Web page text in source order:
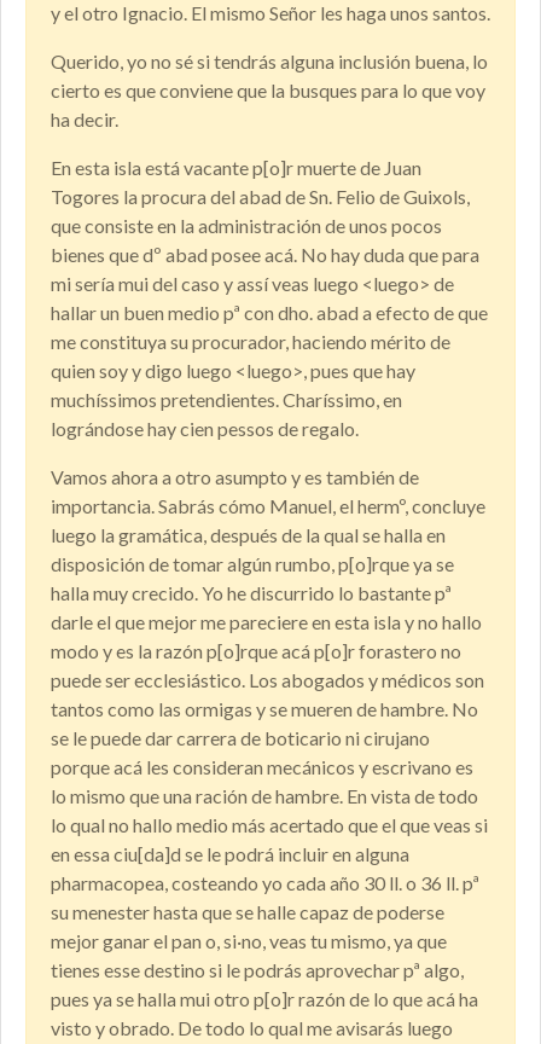
y el otro Ignacio. El mismo Señor les haga unos santos.
Querido, yo no sé si tendrás alguna inclusión buena, lo
cierto es que conviene que la busques para lo que voy
ha decir.
En esta isla está vacante p[o]r muerte de Juan
Togores la procura del abad de Sn. Felio de Guixols,
que consiste en la administración de unos pocos
bienes que dº abad posee acá. No hay duda que para
mi sería mui del caso y assí veas luego <luego> de
hallar un buen medio pª con dho. abad a efecto de que
me constituya su procurador, haciendo mérito de
quien soy y digo luego <luego>, pues que hay
muchíssimos pretendientes. Charíssimo, en
lográndose hay cien pessos de regalo.
Vamos ahora a otro asumpto y es también de
importancia. Sabrás cómo Manuel, el hermº, concluye
luego la gramática, después de la qual se halla en
disposición de tomar algún rumbo, p[o]rque ya se
halla muy crecido. Yo he discurrido lo bastante pª
darle el que mejor me pareciere en esta isla y no hallo
modo y es la razón p[o]rque acá p[o]r forastero no
puede ser ecclesiástico. Los abogados y médicos son
tantos como las ormigas y se mueren de hambre. No
se le puede dar carrera de boticario ni cirujano
porque acá les consideran mecánicos y escrivano es
lo mismo que una ración de hambre. En vista de todo
lo qual no hallo medio más acertado que el que veas si
en essa ciu[da]d se le podrá incluir en alguna
pharmacopea, costeando yo cada año 30 ll. o 36 ll. pª
su menester hasta que se halle capaz de poderse
mejor ganar el pan o, si·no, veas tu mismo, ya que
tienes esse destino si le podrás aprovechar pª algo,
pues ya se halla mui otro p[o]r razón de lo que acá ha
visto y obrado. De todo lo qual me avisarás luego